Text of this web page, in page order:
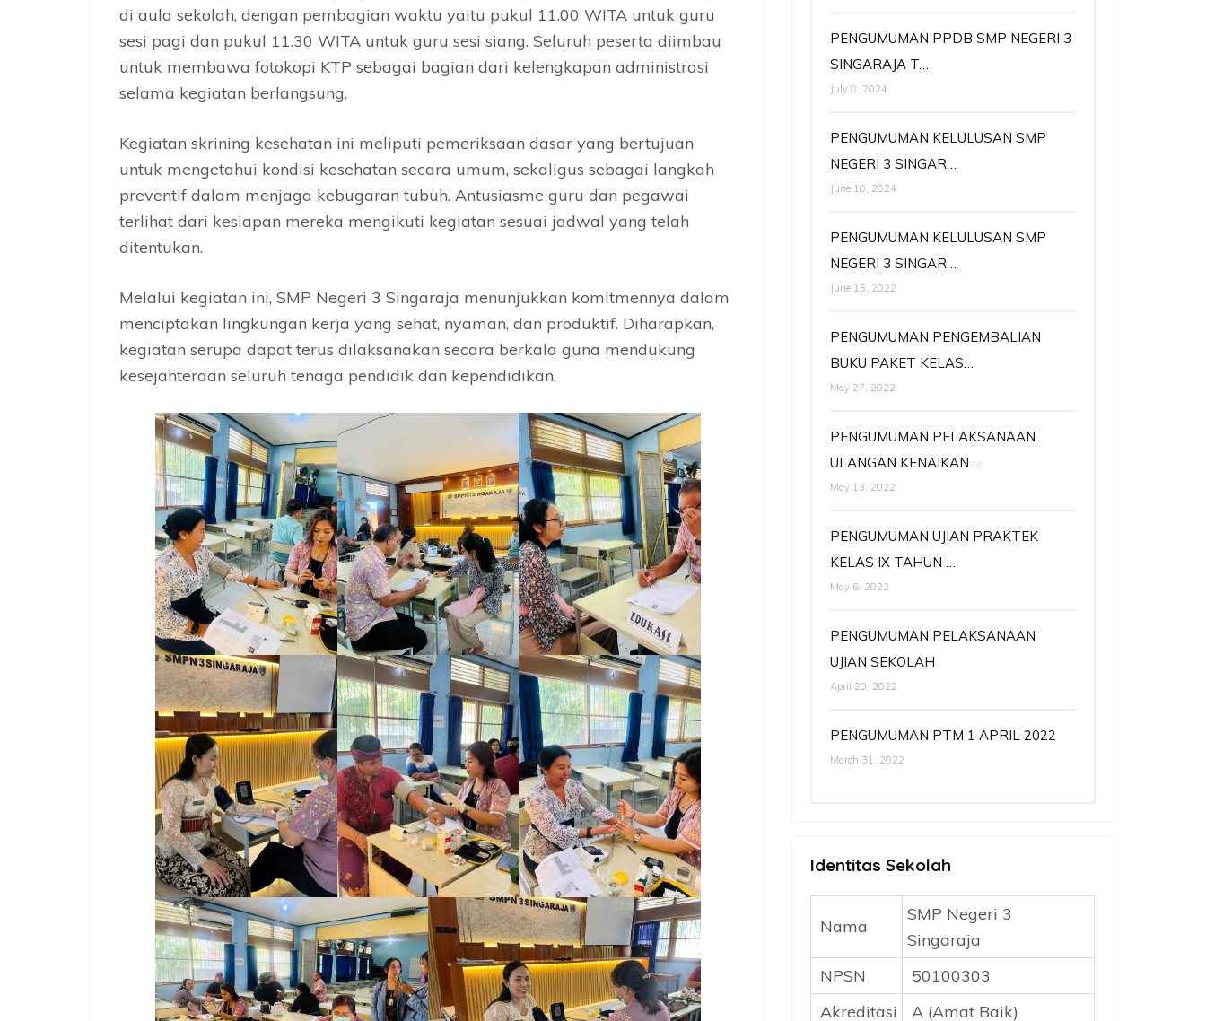
di aula sekolah, dengan pembagian waktu yaitu pukul 11.00 WITA untuk guru
sesi pagi dan pukul 11.30 WITA untuk guru sesi siang. Seluruh peserta diimbau
untuk membawa fotokopi KTP sebagai bagian dari kelengkapan administrasi
selama kegiatan berlangsung.
Kegiatan skrining kesehatan ini meliputi pemeriksaan dasar yang bertujuan
untuk mengetahui kondisi kesehatan secara umum, sekaligus sebagai langkah
preventif dalam menjaga kebugaran tubuh. Antusiasme guru dan pegawai
terlihat dari kesiapan mereka mengikuti kegiatan sesuai jadwal yang telah
ditentukan.
Melalui kegiatan ini, SMP Negeri 3 Singaraja menunjukkan komitmennya dalam
menciptakan lingkungan kerja yang sehat, nyaman, dan produktif. Diharapkan,
kegiatan serupa dapat terus dilaksanakan secara berkala guna mendukung
kesejahteraan seluruh tenaga pendidik dan kependidikan.
PENGUMUMAN PPDB SMP NEGERI 3
SINGARAJA T…
July 8, 2024
PENGUMUMAN KELULUSAN SMP
NEGERI 3 SINGAR…
June 10, 2024
PENGUMUMAN KELULUSAN SMP
NEGERI 3 SINGAR…
June 15, 2022
PENGUMUMAN PENGEMBALIAN
BUKU PAKET KELAS…
May 27, 2022
PENGUMUMAN PELAKSANAAN
ULANGAN KENAIKAN …
May 13, 2022
PENGUMUMAN UJIAN PRAKTEK
KELAS IX TAHUN …
May 6, 2022
PENGUMUMAN PELAKSANAAN
UJIAN SEKOLAH
April 20, 2022
PENGUMUMAN PTM 1 APRIL 2022
March 31, 2022
Identitas Sekolah
Nama
SMP Negeri 3
Singaraja
NPSN
50100303
Akreditasi
A (Amat Baik)